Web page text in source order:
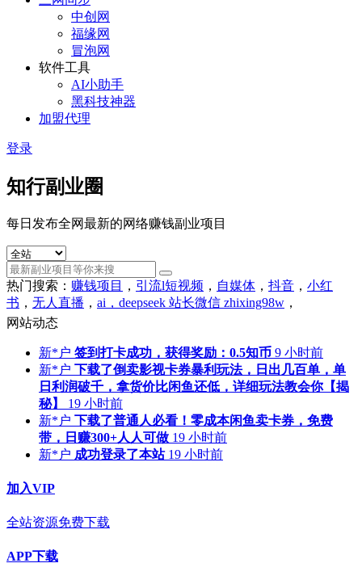
中创网
福缘网
冒泡网
软件工具
AI小助手
黑科技神器
加盟代理
登录
知行副业圈
每日发布全网最新的网络赚钱副业项目
热门搜索： 赚钱项目 ， 引流l短视频 ， 自媒体 ， 抖音 ， 小红
书 ， 无人直播 ， ai，deepseek 站长微信 zhixing98w ，
网站动态
新*户 签到打卡成功，获得奖励：0.5知币 9 小时前
新*户 下载了倒卖影视卡券暴利玩法，日出几百单，单
日利润破千，拿货价比闲鱼还低，详细玩法教会你【揭
秘】
19 小时前
新*户 下载了普通人必看！零成本闲鱼卖卡券，免费
带，日赚300+人人可做 19 小时前
新*户 成功登录了本站 19 小时前
加入VIP
全站资源免费下载
APP下载